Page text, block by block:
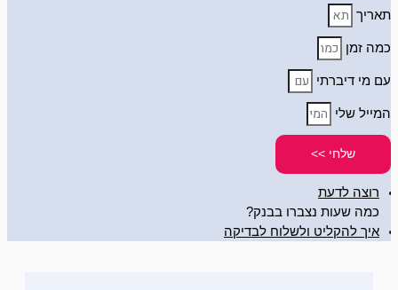
תאריך
כמה זמן
עם מי דיברתי
המייל שלי
שלחי >>
רוצה לדעת
כמה שעות נצברו בבנק?
איך להקליט ולשלוח לבדיקה